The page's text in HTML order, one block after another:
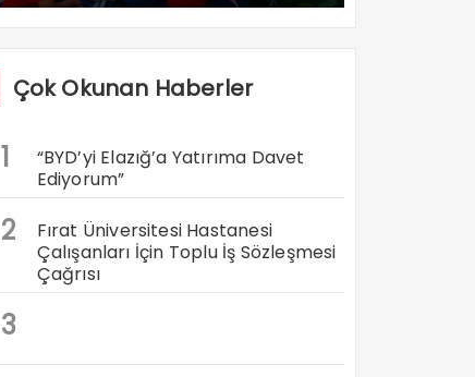
Çok Okunan Haberler
1
“BYD’yi Elazığ’a Yatırıma Davet
Ediyorum”
2
Fırat Üniversitesi Hastanesi
Çalışanları İçin Toplu İş Sözleşmesi
Çağrısı
3